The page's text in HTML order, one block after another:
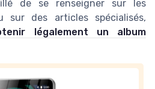
de se renseigner sur les
sur des articles spécialisés,
légalement un album